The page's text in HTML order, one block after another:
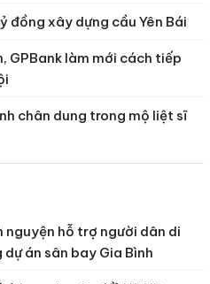
đồng xây dựng cầu Yên Bái
GPBank làm mới cách tiếp
chân dung trong mộ liệt sĩ
nguyện hỗ trợ người dân di
án sân bay Gia Bình